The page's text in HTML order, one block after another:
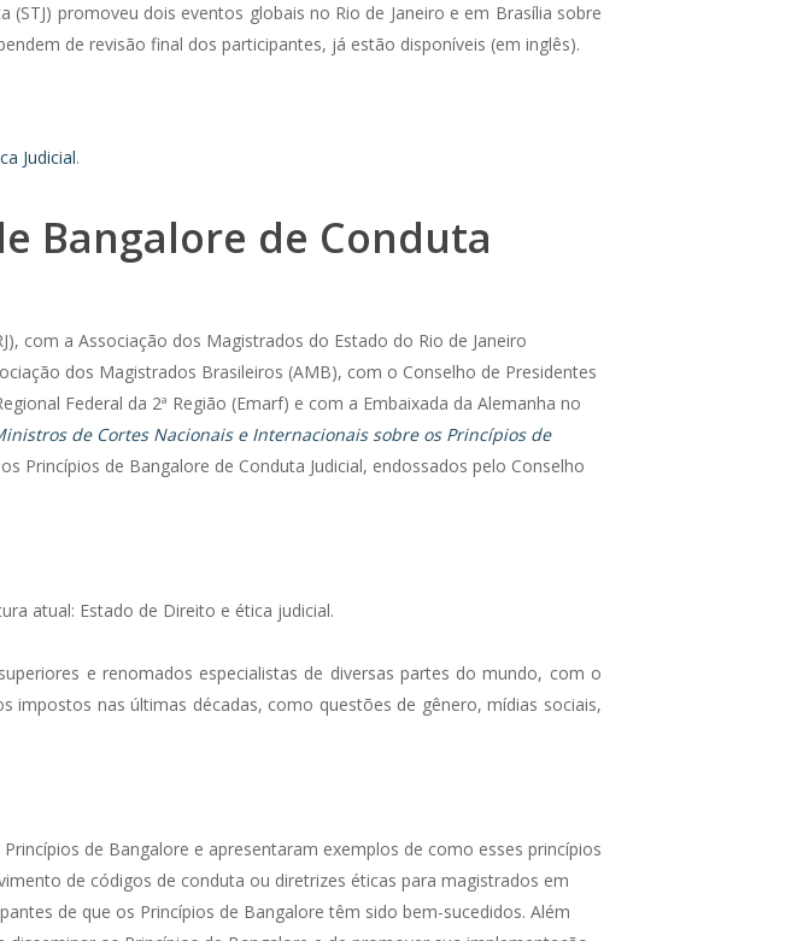
promoveu dois eventos globais no Rio de Janeiro e em Brasília sobre
de revisão final dos participantes, já estão disponíveis (em inglês).
Judicial.
Bangalore de Conduta
com a Associação dos Magistrados do Estado do Rio de Janeiro
dos Magistrados Brasileiros (AMB), com o Conselho de Presidentes
Federal da 2ª Região (Emarf) e com a Embaixada da Alemanha no
de Cortes Nacionais e Internacionais sobre os Princípios de
Princípios de Bangalore de Conduta Judicial, endossados pelo Conselho
atual: Estado de Direito e ética judicial.
e renomados especialistas de diversas partes do mundo, com o
nas últimas décadas, como questões de gênero, mídias sociais,
de Bangalore e apresentaram exemplos de como esses princípios
de códigos de conduta ou diretrizes éticas para magistrados em
de que os Princípios de Bangalore têm sido bem-sucedidos. Além